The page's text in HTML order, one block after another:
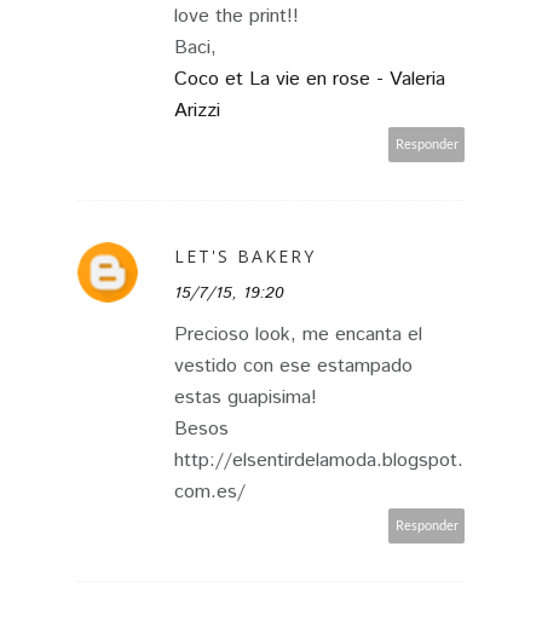
love the print!!
Baci,
Coco et La vie en rose - Valeria
Arizzi
Responder
LET'S BAKERY
15/7/15, 19:20
Precioso look, me encanta el
vestido con ese estampado
estas guapisima!
Besos
http://elsentirdelamoda.blogspot.
com.es/
Responder